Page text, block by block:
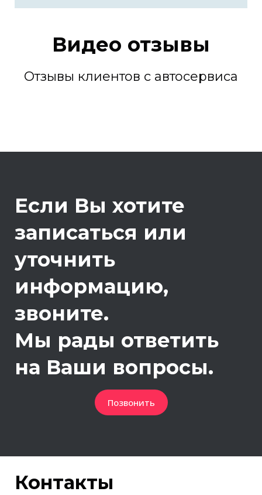
Видео отзывы
Отзывы клиентов с автосервиса
Если Вы хотите
записаться или
уточнить
информацию,
звоните.
Мы рады ответить
на Ваши вопросы.
Позвонить
Контакты